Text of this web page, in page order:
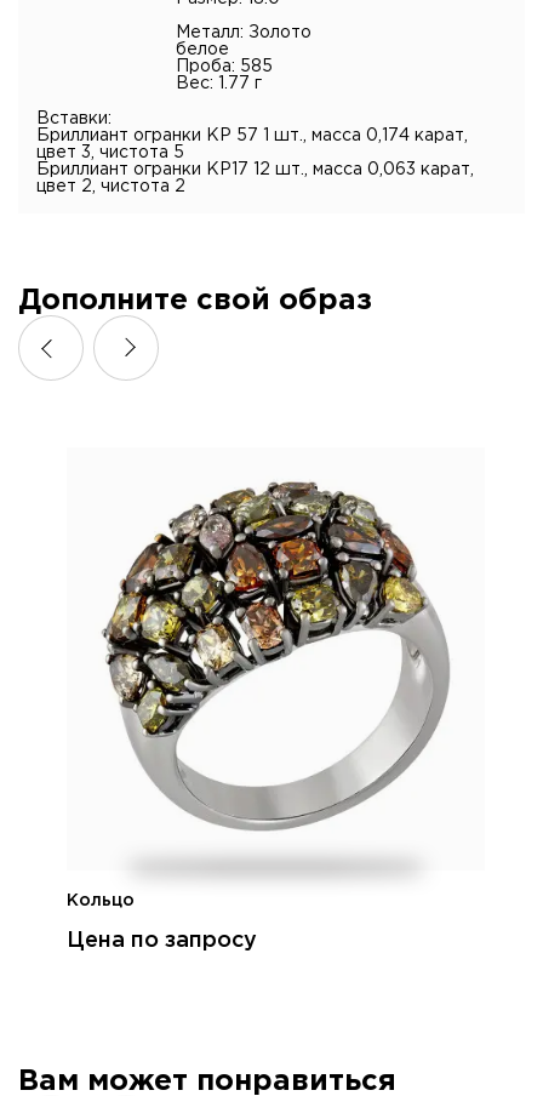
Металл: Золото
белое
Проба: 585
Вес: 1.77 г
Вставки:
Бриллиант огранки КР 57 1 шт., масса 0,174 карат,
цвет 3, чистота 5
Бриллиант огранки КР17 12 шт., масса 0,063 карат,
цвет 2, чистота 2
Дополните свой образ
Кольцо
Цена по запросу
Вам может понравиться